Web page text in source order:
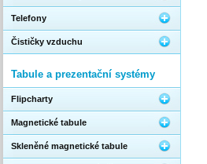
Telefony
Čističky vzduchu
Tabule a prezentační systémy
Flipcharty
Magnetické tabule
Skleněné magnetické tabule